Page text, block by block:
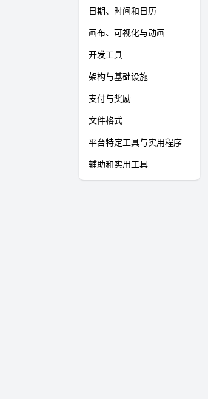
日期、时间和日历
画布、可视化与动画
开发工具
架构与基础设施
支付与奖励
文件格式
平台特定工具与实用程序
辅助和实用工具